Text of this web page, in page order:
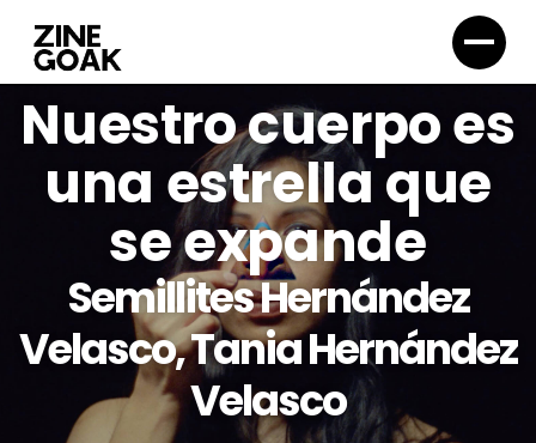
Nuestro cuerpo es
una estrella que
se expande
Semillites Hernández
Velasco, Tania Hernández
Velasco